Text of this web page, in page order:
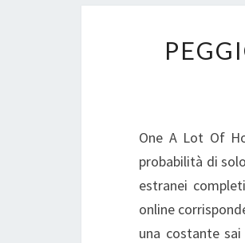
One A Lot Of
probabilità di
estranei
online
una costante